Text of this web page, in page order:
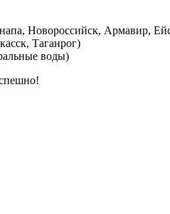
Новороссийск, Армавир,
Таганрог)
воды)